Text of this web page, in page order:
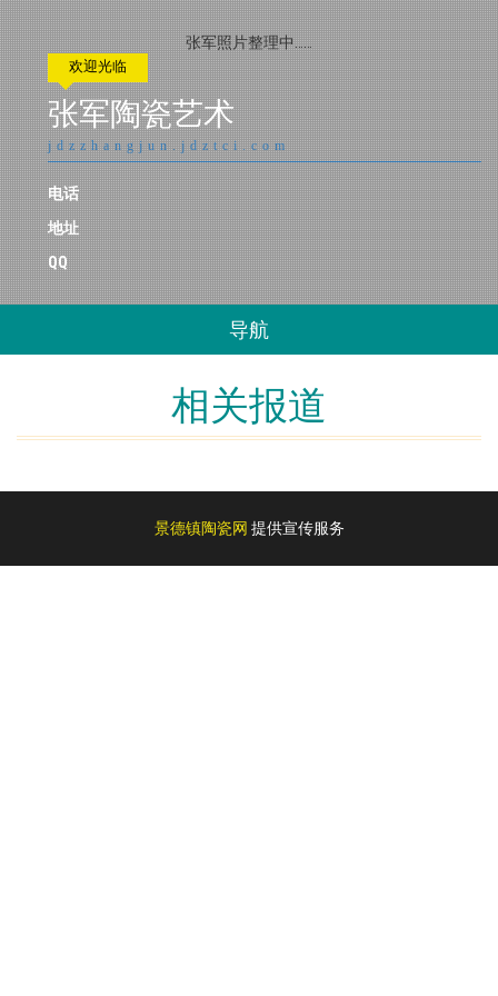
张军照片整理中……
欢迎光临
张军陶瓷艺术
jdzzhangjun.jdztci.com
电话
地址
QQ
导航
相关报道
景德镇陶瓷网 提供宣传服务